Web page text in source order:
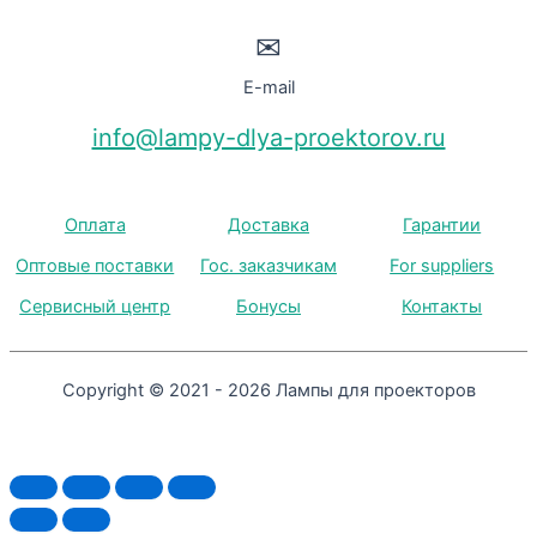
✉
E-mail
info@lampy-dlya-proektorov.ru
Оплата Доставка
Гарантии
Оптовые поставки
Гос. заказчикам
For suppliers
Сервисный центр
Бонусы Контакты
Copyright © 2021 - 2026 Лампы для проекторов